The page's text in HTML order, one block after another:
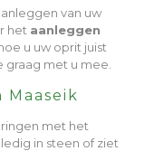
van uw
het aanleggen
u uw oprit juist
met u mee.
met het
in steen of ziet